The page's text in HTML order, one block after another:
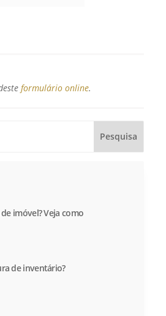
formulário online.
imóvel? Veja como
de inventário?